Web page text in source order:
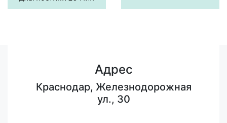
Адрес
Краснодар, Железнодорожная
ул., 30